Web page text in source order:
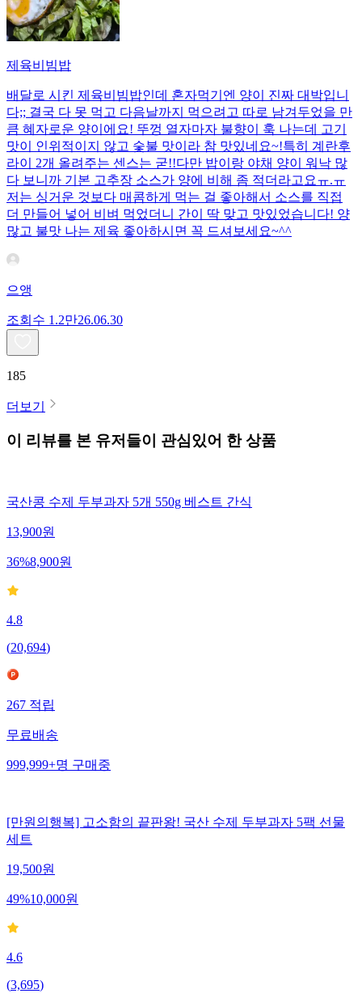
제육비빔밥
배달로 시킨 제육비빔밥인데 혼자먹기엔 양이 진짜 대박입니
다;; 결국 다 못 먹고 다음날까지 먹으려고 따로 남겨두었을 만
큼 혜자로운 양이에요! 뚜껑 열자마자 불향이 훅 나는데 고기
맛이 인위적이지 않고 숯불 맛이라 참 맛있네요~!특히 계란후
라이 2개 올려주는 센스는 굳!! ​다만 밥이랑 야채 양이 워낙 많
다 보니까 기본 고추장 소스가 양에 비해 좀 적더라고요ㅠ.ㅠ
저는 싱거운 것보다 매콤하게 먹는 걸 좋아해서 소스를 직접
더 만들어 넣어 비벼 먹었더니 간이 딱 맞고 맛있었습니다! 양
많고 불맛 나는 제육 좋아하시면 꼭 드셔보세요~^^
으앵
조회수 1.2만26.06.30
185
더보기
이 리뷰를 본 유저들이 관심있어 한 상품
국산콩 수제 두부과자 5개 550g 베스트 간식
13,900원
36%8,900원
4.8
(20,694)
267 적립
무료배송
999,999+명 구매중
[만원의행복] 고소함의 끝판왕! 국산 수제 두부과자 5팩 선물
세트
19,500원
49%10,000원
4.6
(3,695)